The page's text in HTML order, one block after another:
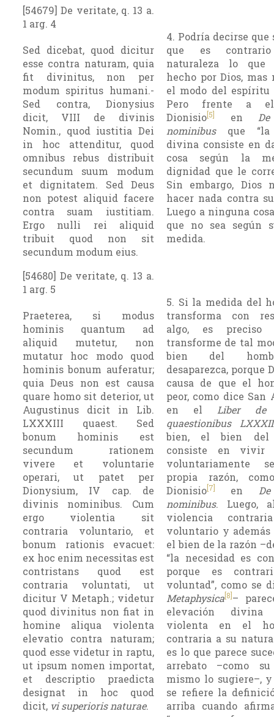
[54679] De veritate, q. 13 a.
1 arg. 4
Sed dicebat, quod dicitur
esse contra naturam, quia
fit divinitus, non per
modum spiritus humani.-
Sed contra, Dionysius
dicit, VIII de divinis
Nomin., quod iustitia Dei
in hoc attenditur, quod
omnibus rebus distribuit
secundum suum modum
et dignitatem. Sed Deus
non potest aliquid facere
contra suam iustitiam.
Ergo nulli rei aliquid
tribuit quod non sit
secundum modum eius.
4. Podría decirse que
que es
naturaleza lo que
hecho por Dios, mas
el modo del espíritu
Pero frente a
Dionisio[5] en
nominibusque “la
divina consiste en
cosa según la
dignidad que le
Sin embargo, Dios
hacer nada contra
Luego a ninguna
que no sea según
medida.
[54680] De veritate, q. 13 a.
1 arg. 5
Praeterea, si modus
hominis quantum ad
aliquid mutetur, non
mutatur hoc modo quod
hominis bonum auferatur;
quia Deus non est causa
quare homo sit deterior, ut
Augustinus dicit in Lib.
LXXXIII quaest. Sed
bonum hominis est
secundum rationem
vivere et voluntarie
operari, ut patet per
Dionysium, IV cap. de
divinis nominibus. Cum
ergo violentia sit
contraria voluntario, et
bonum rationis evacuet:
ex hoc enim necessitas est
contristans quod est
contraria voluntati, ut
dicitur V Metaph.; videtur
quod divinitus non fiat in
homine aliqua violenta
elevatio contra naturam;
quod esse videtur in raptu,
ut ipsum nomen importat,
et descriptio praedicta
designat in hoc quod
dicit, vi superioris naturae.
5. Si la medida del
transforma con
algo, es preciso
transforme de tal
bien del
desaparezca, porque
causa de que el
peor, como dice San
en el
Liber de
quaestionibus
bien, el bien del
consiste en vivir
voluntariamente
propia razón,
Dionisio[7] en
nominibus. Luego,
violencia
voluntario y
el bien de la razón
“la necesidad es
porque es
voluntad”, como se
Metaphysica[8]–
eleva­ción
violenta en el
contraria a su
es lo que parece
arrebato –como
mismo lo sugiere–,
se refiere la
arriba cuando